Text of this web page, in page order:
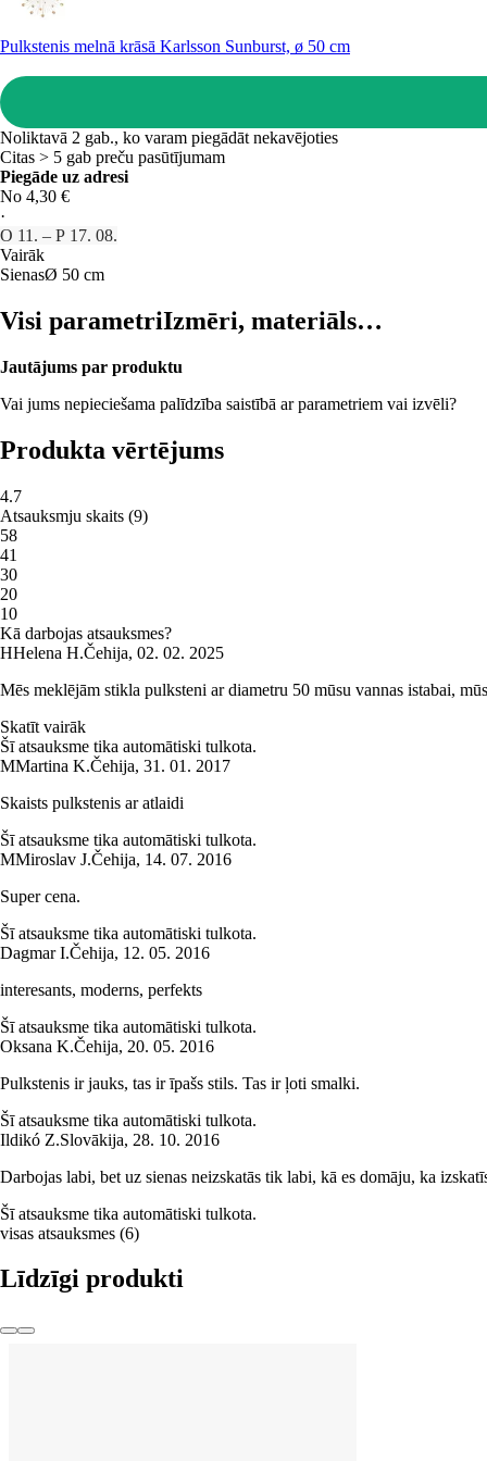
Pulkstenis melnā krāsā Karlsson Sunburst, ø 50 cm
Noliktavā 2 gab., ko varam piegādāt nekavējoties
Citas > 5 gab preču pasūtījumam
Piegāde uz adresi
No 4,30 €
·
O 11. – P 17. 08.
Vairāk
SienasØ 50 cm
Visi parametriIzmēri, materiāls…
Jautājums par produktu
Vai jums nepieciešama palīdzība saistībā ar parametriem vai izvēli?
Produkta vērtējums
4.7
Atsauksmju skaits (9)
58
41
30
20
10
Kā darbojas atsauksmes?
HHelena H.Čehija, 02. 02. 2025
Mēs meklējām stikla pulksteni ar diametru 50 mūsu vannas istabai,
Skatīt vairāk
Šī atsauksme tika automātiski tulkota.
MMartina K.Čehija, 31. 01. 2017
Skaists pulkstenis ar atlaidi
Šī atsauksme tika automātiski tulkota.
MMiroslav J.Čehija, 14. 07. 2016
Super cena.
Šī atsauksme tika automātiski tulkota.
Dagmar I.Čehija, 12. 05. 2016
interesants, moderns, perfekts
Šī atsauksme tika automātiski tulkota.
Oksana K.Čehija, 20. 05. 2016
Pulkstenis ir jauks, tas ir īpašs stils. Tas ir ļoti smalki.
Šī atsauksme tika automātiski tulkota.
Ildikó Z.Slovākija, 28. 10. 2016
Darbojas labi, bet uz sienas neizskatās tik labi, kā es domāju, ka
Šī atsauksme tika automātiski tulkota.
visas atsauksmes (6)
Līdzīgi produkti